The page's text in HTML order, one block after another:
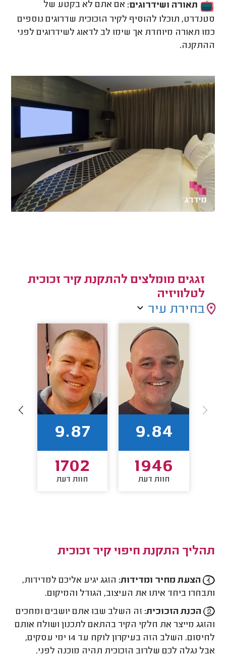
תאורה ושידרוגים: אם אתם לא בקטע של
סטנדרט, תוכלו להוסיף לקיר הזכוכית שדרוגים נוספים
כמו תאורה מיוחדת אך שימו לב לדאוג לשידרוגים לפני
ההתקנה.
זגגים מומלצים להתקנת קיר זכוכית
לטלוויזיה
בחירת עיר
9.84
1946
חוות דעת
9.87
1702
חוות דעת
תהליך התקנת חיפוי קיר זכוכית
הצעת מחיר ומדידות: הזגג יגיע אליכם למדידות,
ותבחרו ביחד איתו את העיצוב, הגודל והמיקום.
הכנת הזכוכית: זה השלב שבו אתם יושבים ומחכים
והזגג מייצר את חלקי הקיר בהתאם לתכנון ושולח אותם
לחיסום. השלב הזה בעיקרון לוקח עד 14 ימי עסקים,
אבל נגלה לכם שלרוב הזכוכית תהיה מוכנה לפני.